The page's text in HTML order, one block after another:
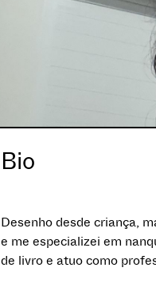
Bio
Desenho desde criança,
e me especializei em
de livro e atuo como